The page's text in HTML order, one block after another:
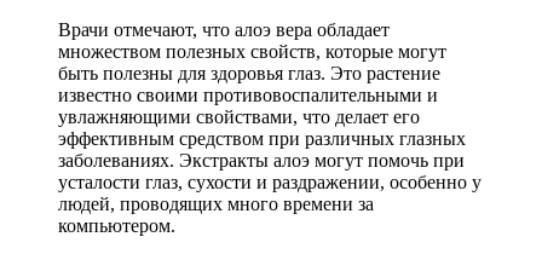
Врачи отмечают, что алоэ вера обладает
множеством полезных свойств, которые могут
быть полезны для здоровья глаз. Это растение
известно своими противовоспалительными и
увлажняющими свойствами, что делает его
эффективным средством при различных глазных
заболеваниях. Экстракты алоэ могут помочь при
усталости глаз, сухости и раздражении, особенно у
людей, проводящих много времени за
компьютером.